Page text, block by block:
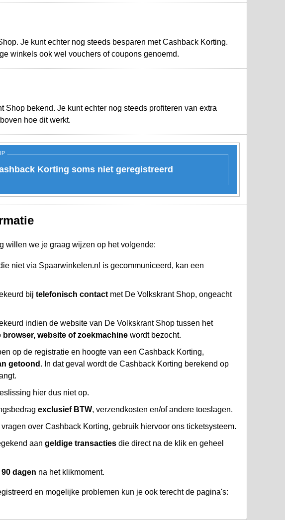
Je kunt echter nog steeds besparen met Cashback Korting.
winkels ook wel vouchers of coupons genoemd.
bekend. Je kunt echter nog steeds profiteren van extra
hoe dit werkt.
Korting soms niet geregistreerd
willen we je graag wijzen op het volgende:
niet via Spaarwinkelen.nl is gecommuniceerd, kan een
bij telefonisch contact met De Volkskrant Shop, ongeacht
indien de website van De Volkskrant Shop tussen het
browser, website of zoekmachine wordt bezocht.
op de registratie en hoogte van een Cashback Korting,
getoond . In dat geval wordt de Cashback Korting berekend op
hier dus niet op.
exclusief BTW, verzendkosten en/of andere toeslagen.
over Cashback Korting, gebruik hiervoor ons ticketsysteem.
aan geldige transacties die direct na de klik en geheel
90 dagen na het klikmoment.
en mogelijke problemen kun je ook terecht de pagina's: